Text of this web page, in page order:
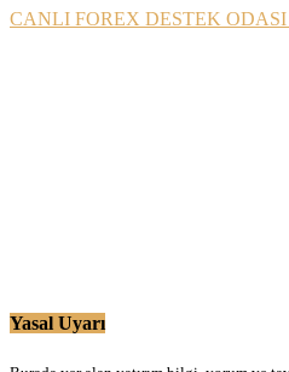
CANLI FOREX DESTEK ODASI
Yasal Uyarı